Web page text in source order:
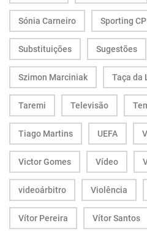
Sónia Carneiro Sporting CP
Substituições Sugestões
Szimon Marciniak Taça da
Taremi Televisão
Tiago Martins UEFA
Victor Gomes Vídeo
videoárbitro Violência
Vítor Pereira Vítor Santos